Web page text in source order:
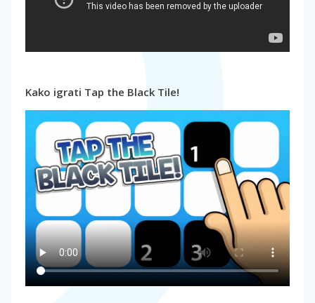
Kako igrati Tap the Black Tile!